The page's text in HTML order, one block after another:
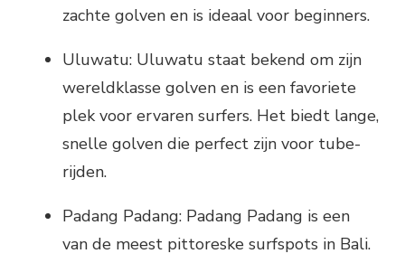
zachte golven en is ideaal voor beginners.
Uluwatu: Uluwatu staat bekend om zijn
wereldklasse golven en is een favoriete
plek voor ervaren surfers. Het biedt lange,
snelle golven die perfect zijn voor tube-
rijden.
Padang Padang: Padang Padang is een
van de meest pittoreske surfspots in Bali.